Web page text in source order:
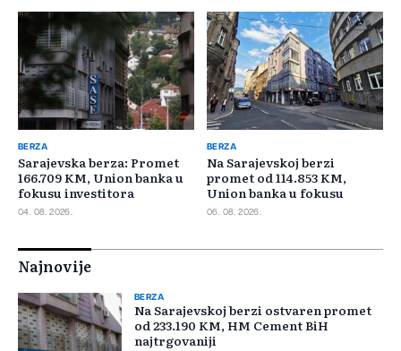
BERZA
Sarajevska berza: Promet
166.709 KM, Union banka u
fokusu investitora
04. 08. 2026.
BERZA
Na Sarajevskoj berzi
promet od 114.853 KM,
Union banka u fokusu
06. 08. 2026.
Najnovije
BERZA
Na Sarajevskoj berzi ostvaren promet
od 233.190 KM, HM Cement BiH
najtrgovaniji